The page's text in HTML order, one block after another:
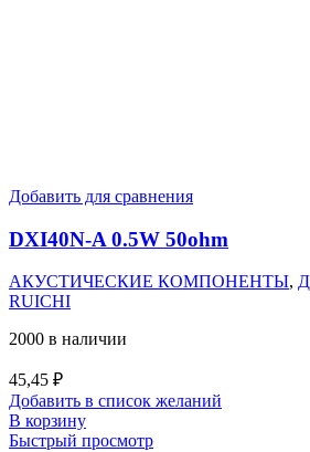
Добавить для сравнения
DXI40N-A 0.5W 50ohm
АКУСТИЧЕСКИЕ КОМПОНЕНТЫ,
RUICHI
2000 в наличии
45,45 ₽
Добавить в список желаний
В корзину
Быстрый просмотр